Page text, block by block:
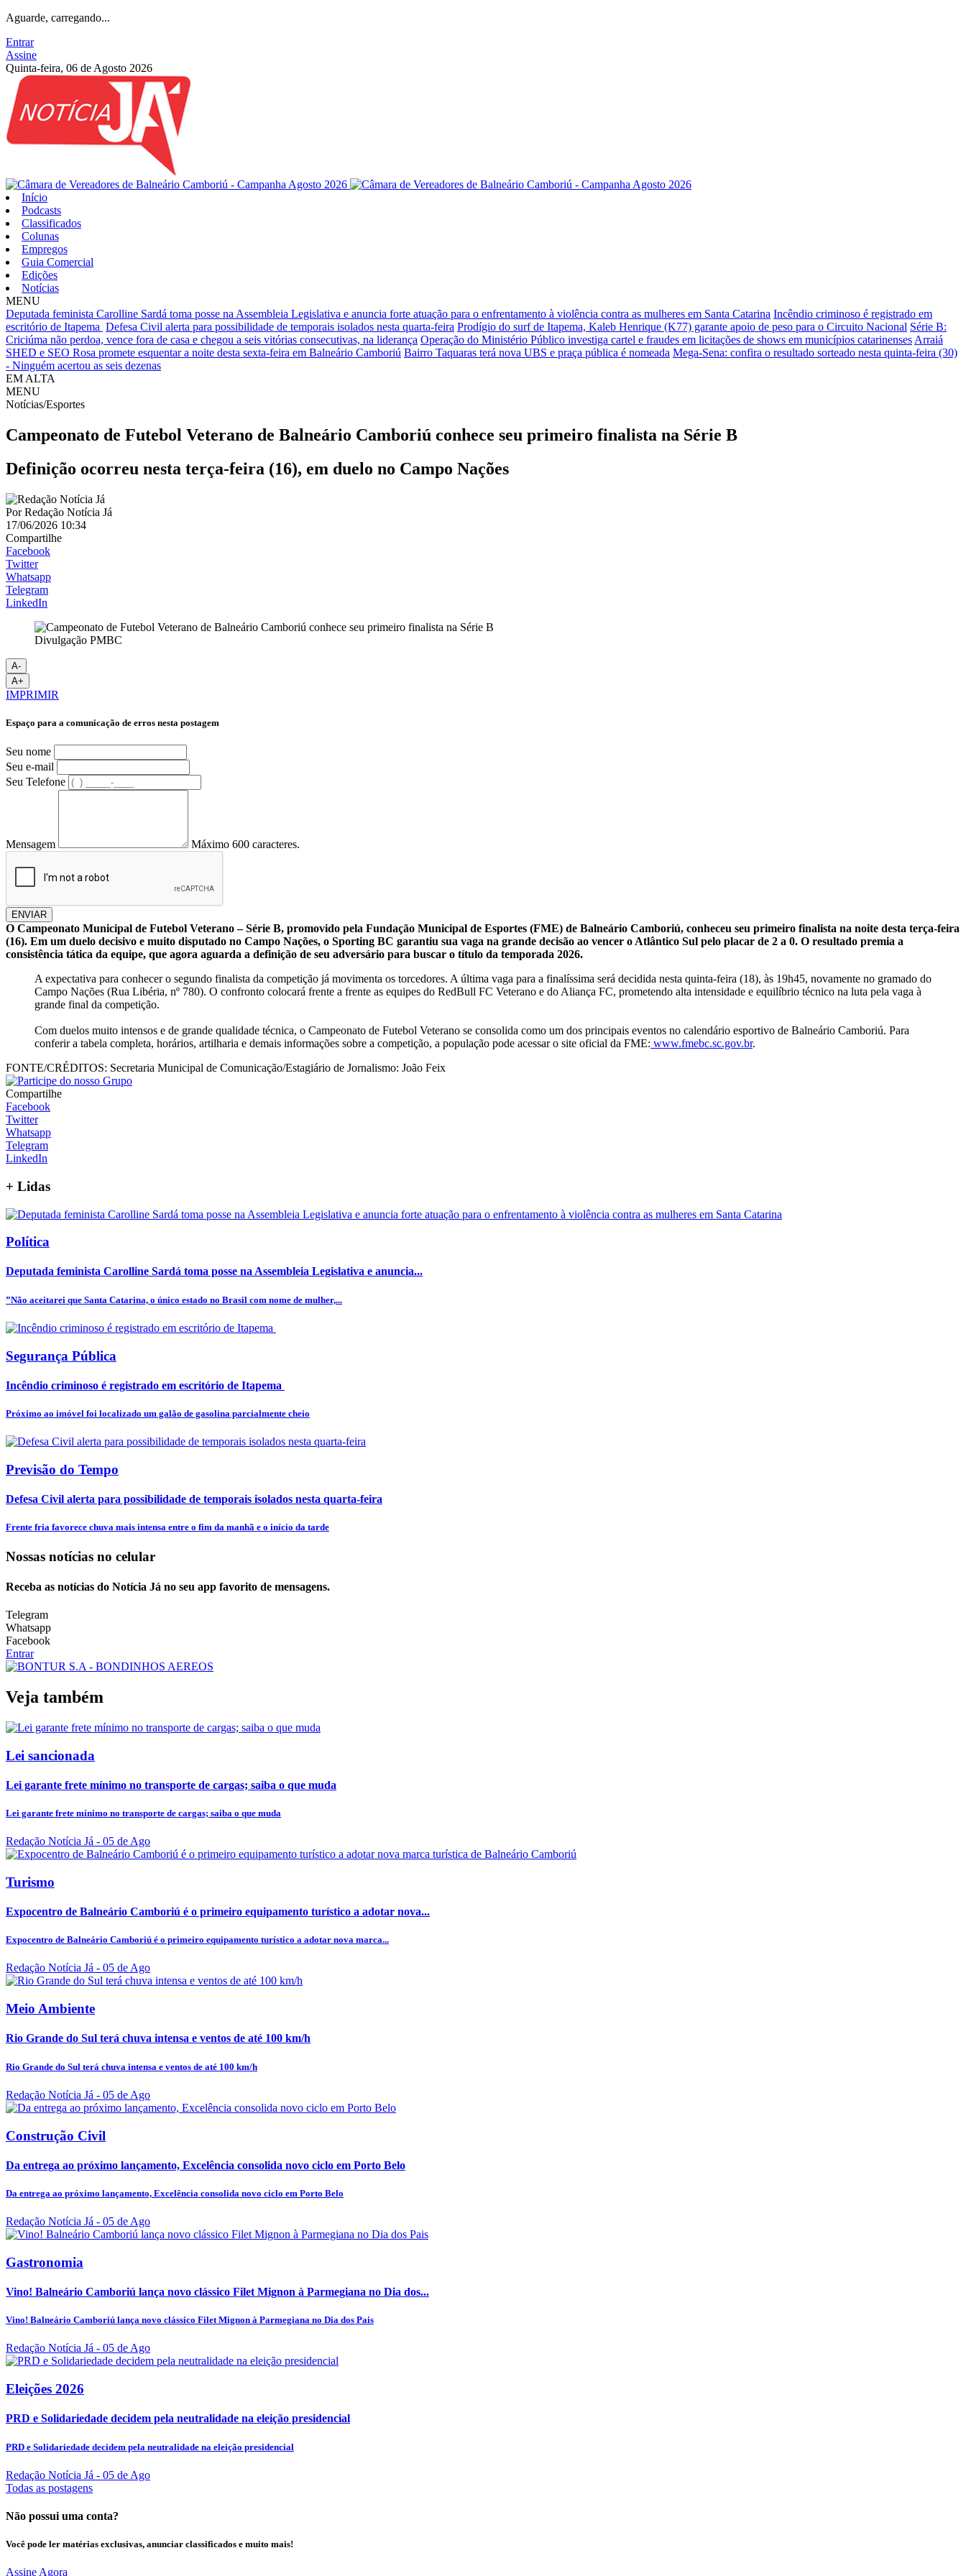
Aguarde, carregando...
Entrar
Assine
Quinta-feira, 06 de Agosto 2026
Início
Podcasts
Classificados
Colunas
Empregos
Guia Comercial
Edições
Notícias
MENU
Deputada feminista Carolline Sardá toma posse na Assembleia Legislativa e anuncia forte atuação para o enfrentamento à violência contra as mulheres em Santa Catarina Incêndio criminoso é registrado em
escritório de Itapema Defesa Civil alerta para possibilidade de temporais isolados nesta quarta-feira Prodígio do surf de Itapema, Kaleb Henrique (K77) garante apoio de peso para o Circuito Nacional Série B:
Criciúma não perdoa, vence fora de casa e chegou a seis vitórias consecutivas, na liderança Operação do Ministério Público investiga cartel e fraudes em licitações de shows em municípios catarinenses Arraiá
SHED e SEO Rosa promete esquentar a noite desta sexta-feira em Balneário Camboriú Bairro Taquaras terá nova UBS e praça pública é nomeada Mega-Sena: confira o resultado sorteado nesta quinta-feira (30)
- Ninguém acertou as seis dezenas
EM ALTA
MENU
Notícias/Esportes
Campeonato de Futebol Veterano de Balneário Camboriú conhece seu primeiro finalista na Série B
Definição ocorreu nesta terça-feira (16), em duelo no Campo Nações
PorRedação Notícia Já
17/06/2026 10:34
Compartilhe
Facebook
Twitter
Whatsapp
Telegram
LinkedIn
Divulgação PMBC
A-
A+
IMPRIMIR
Espaço para a comunicação de erros nesta postagem
Seu nome
Seu e-mail
Seu Telefone
Mensagem Máximo 600 caracteres.
ENVIAR
O Campeonato Municipal de Futebol Veterano – Série B, promovido pela Fundação Municipal de Esportes (FME) de Balneário Camboriú, conheceu seu primeiro finalista na noite desta terça-feira
(16). Em um duelo decisivo e muito disputado no Campo Nações, o Sporting BC garantiu sua vaga na grande decisão ao vencer o Atlântico Sul pelo placar de 2 a 0. O resultado premia a
consistência tática da equipe, que agora aguarda a definição de seu adversário para buscar o título da temporada 2026.
A expectativa para conhecer o segundo finalista da competição já movimenta os torcedores. A última vaga para a finalíssima será decidida nesta quinta-feira (18), às 19h45, novamente no gramado do
Campo Nações (Rua Libéria, nº 780). O confronto colocará frente a frente as equipes do RedBull FC Veterano e do Aliança FC, prometendo alta intensidade e equilíbrio técnico na luta pela vaga à
grande final da competição.
Com duelos muito intensos e de grande qualidade técnica, o Campeonato de Futebol Veterano se consolida como um dos principais eventos no calendário esportivo de Balneário Camboriú. Para
conferir a tabela completa, horários, artilharia e demais informações sobre a competição, a população pode acessar o site oficial da FME: www.fmebc.sc.gov.br.
FONTE/CRÉDITOS: Secretaria Municipal de Comunicação/Estagiário de Jornalismo: João Feix
Compartilhe
Facebook
Twitter
Whatsapp
Telegram
LinkedIn
+ Lidas
Política
Deputada feminista Carolline Sardá toma posse na Assembleia Legislativa e anuncia...
”Não aceitarei que Santa Catarina, o único estado no Brasil com nome de mulher,...
Segurança Pública
Incêndio criminoso é registrado em escritório de Itapema
Próximo ao imóvel foi localizado um galão de gasolina parcialmente cheio
Previsão do Tempo
Defesa Civil alerta para possibilidade de temporais isolados nesta quarta-feira
Frente fria favorece chuva mais intensa entre o fim da manhã e o início da tarde
Nossas notícias no celular
Receba as notícias do Notícia Já no seu app favorito de mensagens.
Telegram
Whatsapp
Facebook
Entrar
Veja também
Lei sancionada
Lei garante frete mínimo no transporte de cargas; saiba o que muda
Lei garante frete mínimo no transporte de cargas; saiba o que muda
Redação Notícia Já - 05 de Ago
Turismo
Expocentro de Balneário Camboriú é o primeiro equipamento turístico a adotar nova...
Expocentro de Balneário Camboriú é o primeiro equipamento turístico a adotar nova marca...
Redação Notícia Já - 05 de Ago
Meio Ambiente
Rio Grande do Sul terá chuva intensa e ventos de até 100 km/h
Rio Grande do Sul terá chuva intensa e ventos de até 100 km/h
Redação Notícia Já - 05 de Ago
Construção Civil
Da entrega ao próximo lançamento, Excelência consolida novo ciclo em Porto Belo
Da entrega ao próximo lançamento, Excelência consolida novo ciclo em Porto Belo
Redação Notícia Já - 05 de Ago
Gastronomia
Vino! Balneário Camboriú lança novo clássico Filet Mignon à Parmegiana no Dia dos...
Vino! Balneário Camboriú lança novo clássico Filet Mignon à Parmegiana no Dia dos Pais
Redação Notícia Já - 05 de Ago
Eleições 2026
PRD e Solidariedade decidem pela neutralidade na eleição presidencial
PRD e Solidariedade decidem pela neutralidade na eleição presidencial
Redação Notícia Já - 05 de Ago
Todas as postagens
Não possui uma conta?
Você pode ler matérias exclusivas, anunciar classificados e muito mais!
Assine Agora